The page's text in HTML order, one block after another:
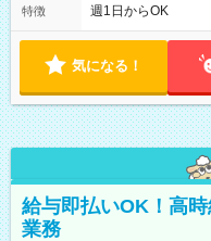
日のみ等、勤務日数ご相談ください
180分） ■土日祝・休日受付 8:15～17:15（休憩60分） ※上記時
間帯でのシフト制 ※
ださい
特徴 週1日からOK
気になる！
給与即払いOK！高
業務